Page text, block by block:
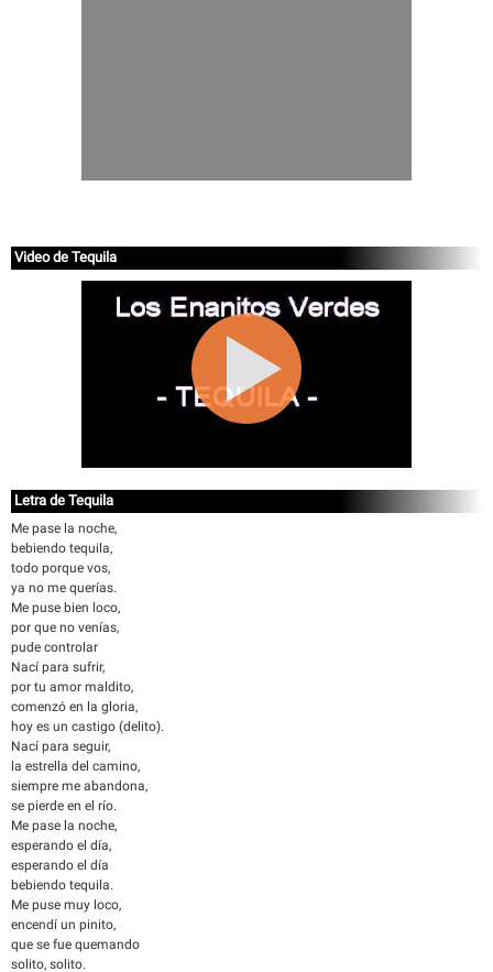
Video de Tequila
Letra de Tequila
Me pase la noche,
bebiendo tequila,
todo porque vos,
ya no me querías.
Me puse bien loco,
por que no venías,
pude controlar
Nací para sufrir,
por tu amor maldito,
comenzó en la gloria,
hoy es un castigo (delito).
Nací para seguir,
la estrella del camino,
siempre me abandona,
se pierde en el río.
Me pase la noche,
esperando el día,
esperando el día
bebiendo tequila.
Me puse muy loco,
encendí un pinito,
que se fue quemando
solito, solito.